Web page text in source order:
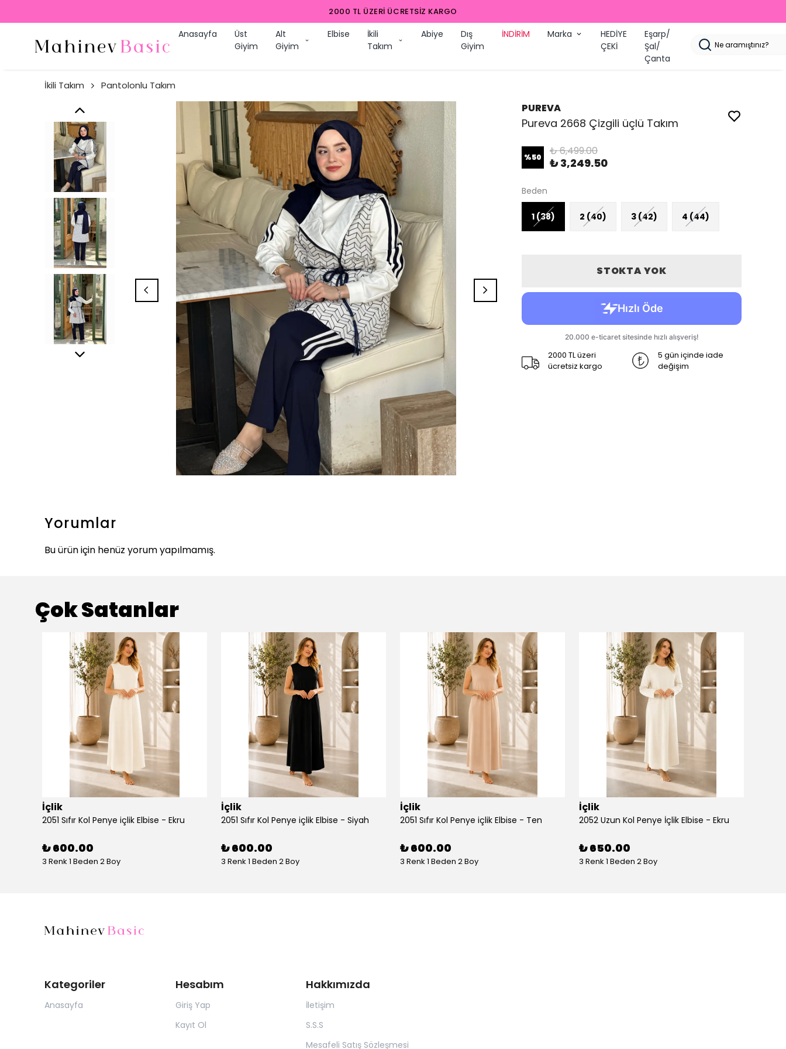
2000 TL ÜZERI ÜCRETSIZ KARGO
Anasayfa
Üst
Giyim
Alt
Giyim
Elbise
İkili
Takım
Abiye
Dış
Giyim
İNDİRİM Marka
HEDİYE
ÇEKİ
Eşarp/
Şal/
Çanta
İkili Takım Pantolonlu Takım
PUREVA
Pureva 2668 Çizgili üçlü Takım
%50 ₺ 6,499.00
₺ 3,249.50
Beden
1 (38) 2 (40) 3 (42) 4 (44)
STOKTA YOK
2000 TL üzeri
ücretsiz kargo
5 gün içinde iade
değişim
Yorumlar
Bu ürün için henüz yorum yapılmamış.
Çok Satanlar
İçlik
2051 Sıfır Kol Penye içlik Elbise - Ekru
₺ 600.00
3 Renk 1 Beden 2 Boy
İçlik
2051 Sıfır Kol Penye içlik Elbise - Siyah
₺ 600.00
3 Renk 1 Beden 2 Boy
İçlik
2051 Sıfır Kol Penye içlik Elbise - Ten
₺ 600.00
3 Renk 1 Beden 2 Boy
İçlik
2052 Uzun Kol Penye İçlik Elbise - Ekru
₺ 650.00
3 Renk 1 Beden 2 Boy
Kategoriler
Anasayfa
Hesabım
Giriş Yap
Kayıt Ol
Hakkımızda
İletişim
S.S.S
Mesafeli Satış Sözleşmesi